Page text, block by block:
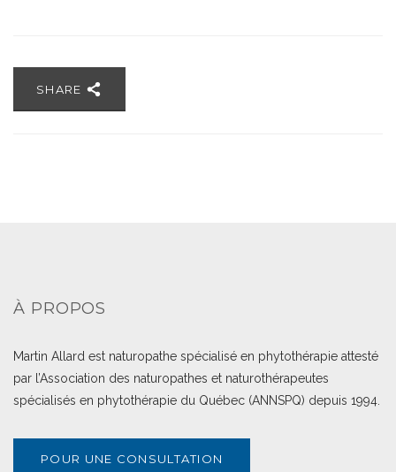
SHARE
À PROPOS
Martin Allard est naturopathe spécialisé en phytothérapie attesté
par l’Association des naturopathes et naturothérapeutes
spécialisés en phytothérapie du Québec (ANNSPQ) depuis 1994.
POUR UNE CONSULTATION